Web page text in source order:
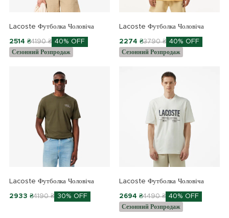
Lacoste Футболка Чоловіча
2514 ₴4190 ₴ 40% OFF
Сезонний Розпродаж
Lacoste Футболка Чоловіча
2274 ₴3790 ₴ 40% OFF
Сезонний Розпродаж
Lacoste Футболка Чоловіча
2933 ₴4190 ₴ 30% OFF
Lacoste Футболка Чоловіча
2694 ₴4490 ₴ 40% OFF
Сезонний Розпродаж